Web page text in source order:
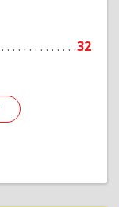
32
Подробнее